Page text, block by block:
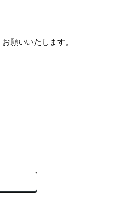
願いいたします。